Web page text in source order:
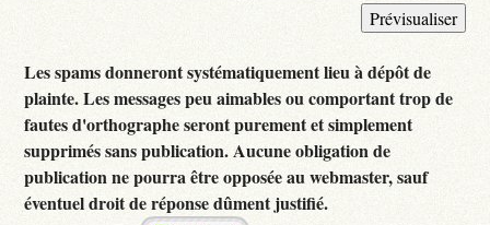
Les spams donneront systématiquement lieu à dépôt de
plainte. Les messages peu aimables ou comportant trop de
fautes d'orthographe seront purement et simplement
supprimés sans publication. Aucune obligation de
publication ne pourra être opposée au webmaster, sauf
éventuel droit de réponse dûment justifié.